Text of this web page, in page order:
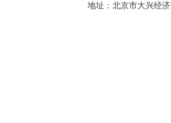
地址：北京市大兴经